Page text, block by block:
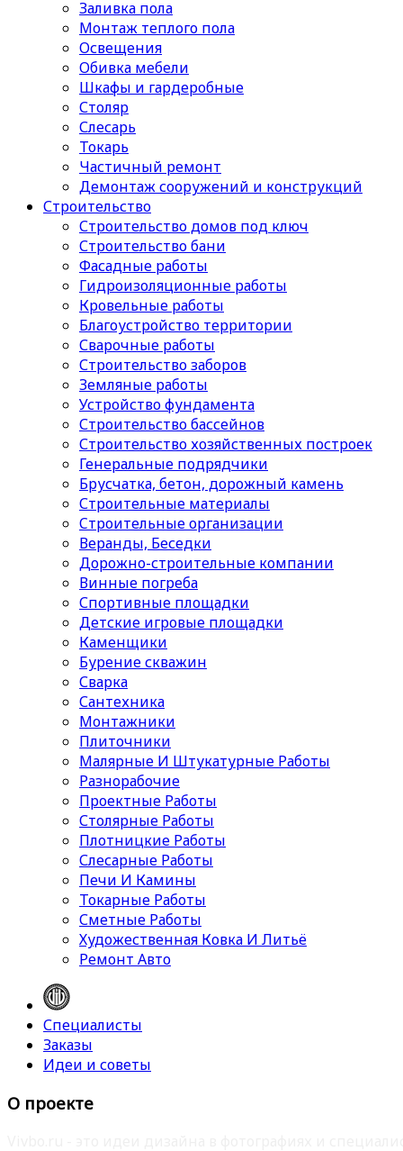
Заливка пола
Монтаж теплого пола
Освещения
Обивка мебели
Шкафы и гардеробные
Столяр
Слесарь
Токарь
Частичный ремонт
Демонтаж сооружений и конструкций
Строительство
Строительство домов под ключ
Строительство бани
Фасадные работы
Гидроизоляционные работы
Кровельные работы
Благоустройство территории
Сварочные работы
Строительство заборов
Земляные работы
Устройство фундамента
Строительство бассейнов
Строительство хозяйственных построек
Генеральные подрядчики
Брусчатка, бетон, дорожный камень
Строительные материалы
Cтроительные организации
Веранды, Беседки
Дорожно-строительные компании
Винные погреба
Спортивные площадки
Детские игровые площадки
Каменщики
Бурение скважин
Сварка
Сантехника
Монтажники
Плиточники
Малярные И Штукатурные Работы
Разнорабочие
Проектные Работы
Столярные Работы
Плотницкие Работы
Слесарные Работы
Печи И Камины
Токарные Работы
Сметные Работы
Художественная Ковка И Литьё
Ремонт Авто
Специалисты
Заказы
Идеи и советы
О проекте